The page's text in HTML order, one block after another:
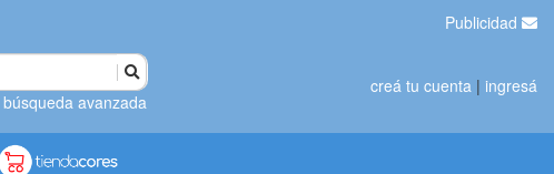
búsqueda avanzada
Publicidad
creá tu cuenta | ingresá